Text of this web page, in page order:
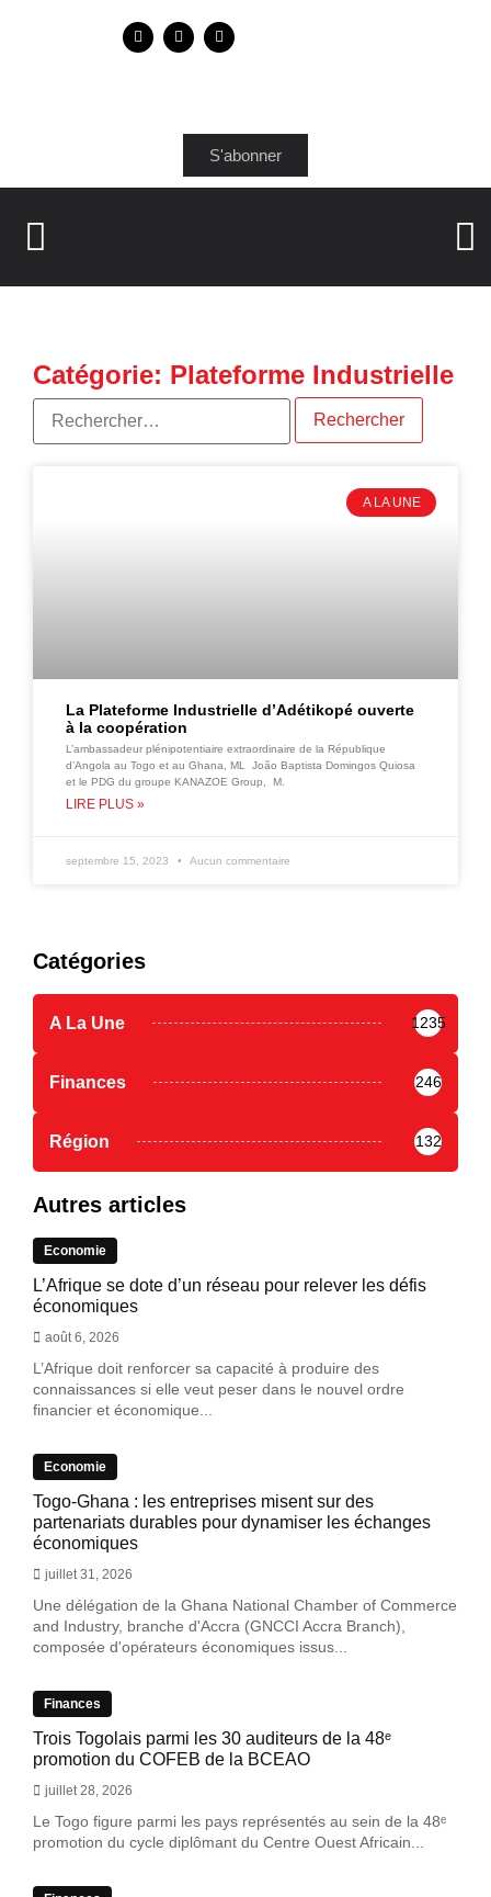
S'abonner
Catégorie: Plateforme Industrielle
A LA UNE
La Plateforme Industrielle d’Adétikopé ouverte
à la coopération
L’ambassadeur plénipotentiaire extraordinaire de la République
d’Angola au Togo et au Ghana, ML João Baptista Domingos Quiosa
et le PDG du groupe KANAZOE Group, M.
LIRE PLUS »
septembre 15, 2023 Aucun commentaire
Catégories
A La Une 1235
Finances 246
Région 132
Autres articles
Economie
L’Afrique se dote d’un réseau pour relever les défis
économiques
août 6, 2026
L’Afrique doit renforcer sa capacité à produire des
connaissances si elle veut peser dans le nouvel ordre
financier et économique...
Economie
Togo-Ghana : les entreprises misent sur des
partenariats durables pour dynamiser les échanges
économiques
juillet 31, 2026
Une délégation de la Ghana National Chamber of Commerce
and Industry, branche d'Accra (GNCCI Accra Branch),
composée d'opérateurs économiques issus...
Finances
Trois Togolais parmi les 30 auditeurs de la 48ᵉ
promotion du COFEB de la BCEAO
juillet 28, 2026
Le Togo figure parmi les pays représentés au sein de la 48ᵉ
promotion du cycle diplômant du Centre Ouest Africain...